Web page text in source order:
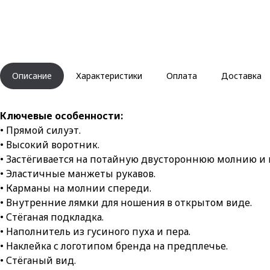
Описание Характеристики Оплата Доставка
Ключевые особенности:
• Прямой силуэт.
• Высокий воротник.
• Застёгивается на потайную двустороннюю молнию и
• Эластичные манжеты рукавов.
• Карманы на молнии спереди.
• Внутренние лямки для ношения в открытом виде.
• Стёганая подкладка.
• Наполнитель из гусиного пуха и пера.
• Наклейка с логотипом бренда на предплечье.
• Стёганый вид.